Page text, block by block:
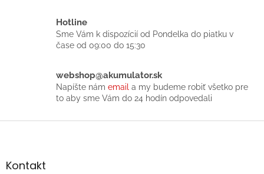
e
p
r
k
y
v
p
Hotline
Sme Vám k dispozícií od Pondelka do piatku v
čase od 09:00 do 15:30
webshop@akumulator.sk
Napíšte nám email a my budeme robiť všetko pre
to aby sme Vám do 24 hodín odpovedali
Z
äKontakt